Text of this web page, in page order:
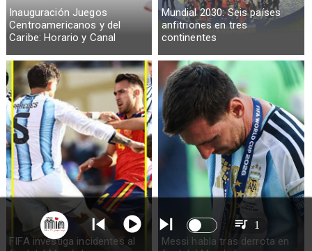
Inauguración Juegos
Centroamericanos y del
Caribe: Horario y Canal
Mundial 2030: Seis países
anfitriones en tres
continentes
FIFA investiga incidentes al
Messi habla tras derrota en
1